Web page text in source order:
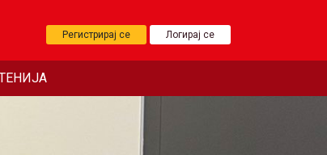
Регистрирај се Логирај се